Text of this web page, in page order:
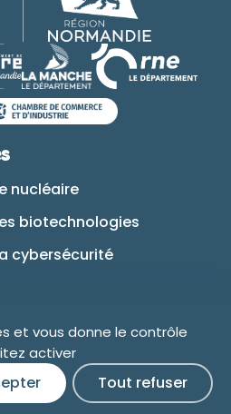
nucléaire
biotechnologies
cybersécurité
et vous donne le contrôle
activer
Tout refuser